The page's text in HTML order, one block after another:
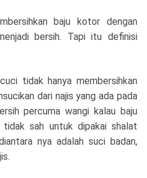
baju kotor dengan
bersih. Tapi itu definisi
tidak hanya membersihkan
dari najis yang ada pada
percuma wangi kalau baju
sah untuk dipakai shalat
nya adalah suci badan,